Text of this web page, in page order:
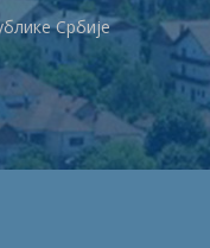
Србије